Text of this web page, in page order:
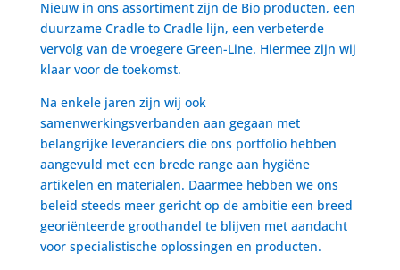
Nieuw in ons assortiment zijn de Bio producten, een
duurzame Cradle to Cradle lijn, een verbeterde
vervolg van de vroegere Green-Line. Hiermee zijn wij
klaar voor de toekomst.
Na enkele jaren zijn wij ook
samenwerkingsverbanden aan gegaan met
belangrijke leveranciers die ons portfolio hebben
aangevuld met een brede range aan hygiëne
artikelen en materialen. Daarmee hebben we ons
beleid steeds meer gericht op de ambitie een breed
georiënteerde groothandel te blijven met aandacht
voor specialistische oplossingen en producten.